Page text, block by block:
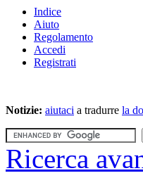
Indice
Aiuto
Regolamento
Accedi
Registrati
Notizie: aiutaci a tradurre la
Ricerca